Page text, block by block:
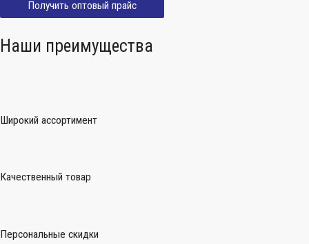
Получить оптовый прайс
Наши преимущества
Широкий ассортимент
Качественный товар
Персональные скидки